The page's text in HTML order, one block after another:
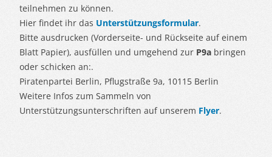
teilnehmen zu können.
Hier findet ihr das Unterstützungsformular.
Bitte ausdrucken (Vorderseite- und Rückseite auf einem
Blatt Papier), ausfüllen und umgehend zur P9a bringen
oder schicken an:.
Piratenpartei Berlin, Pflugstraße 9a, 10115 Berlin
Weitere Infos zum Sammeln von
Unterstützungsunterschriften auf unserem Flyer.